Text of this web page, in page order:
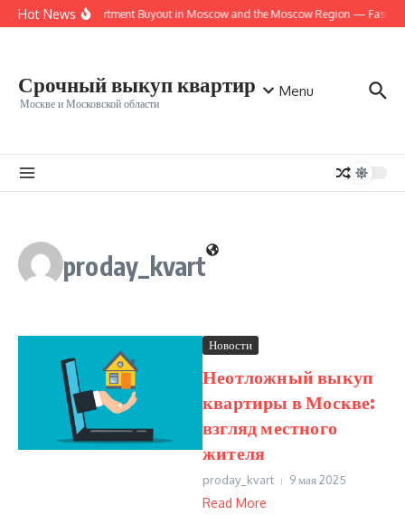
Перейти к содержанию
Hot News
Urgent Apartment Buyout in Moscow and the Moscow Region — Fast,
Срочный выкуп квартир
Москве и Московской области
Menu
proday_kvart
Новости
Неотложный выкуп
квартиры в Москве:
взгляд местного
жителя
proday_kvart 9 мая 2025
Read More